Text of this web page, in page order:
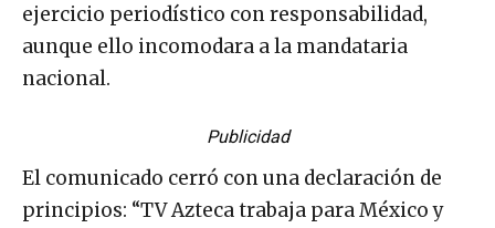
ejercicio periodístico con responsabilidad,
aunque ello incomodara a la mandataria
nacional.
Publicidad
El comunicado cerró con una declaración de
principios: “TV Azteca trabaja para México y